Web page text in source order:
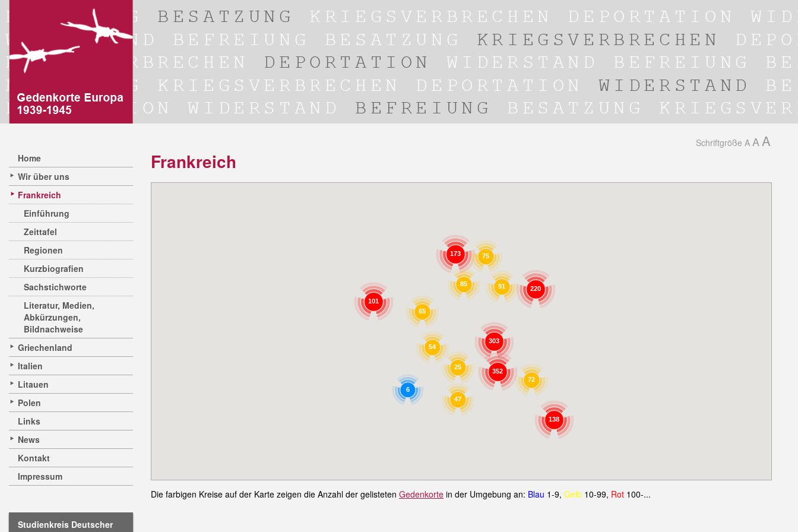
Home
Wir über uns
Frankreich
Einführung
Zeittafel
Regionen
Kurzbiografien
Sachstichworte
Literatur, Medien,
Abkürzungen,
Bildnachweise
Griechenland
Italien
Litauen
Polen
Links
News
Kontakt
Impressum
Studienkreis Deutscher
Schriftgröße A A A
Frankreich
85
352
72
65
101
173
220
54
75
303
91
138
47
25
6
Die farbigen Kreise auf der Karte zeigen die Anzahl der gelisteten Gedenkorte in der Umgebung an: Blau 1-9, Gelb 10-99, Rot 100-...